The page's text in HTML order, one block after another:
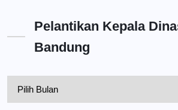
Pelantikan Kepala
Bandung